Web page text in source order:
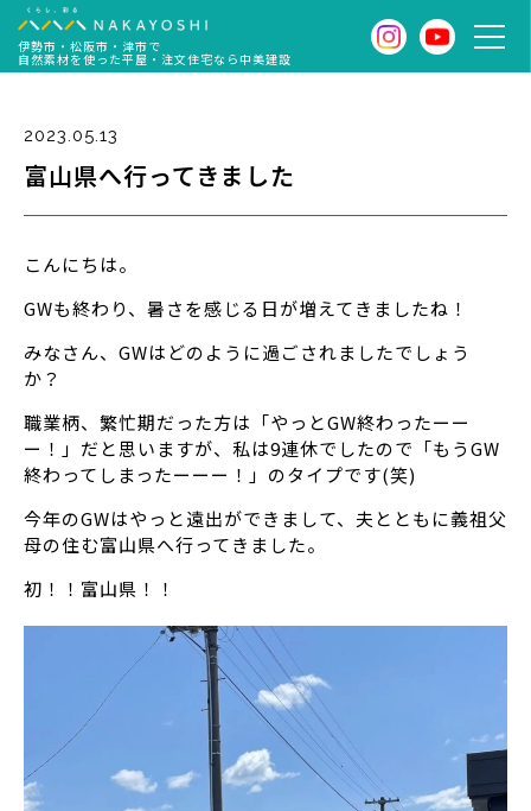
伊勢市・松阪市・津市で
自然素材を使った平屋・注文住宅なら中美建設
2023.05.13
富山県へ行ってきました
こんにちは。
GWも終わり、暑さを感じる日が増えてきましたね！
みなさん、GWはどのように過ごされましたでしょう
か？
職業柄、繁忙期だった方は「やっとGW終わったーー
ー！」だと思いますが、私は9連休でしたので「もうGW
終わってしまったーーー！」のタイプです(笑)
今年のGWはやっと遠出ができまして、夫とともに義祖父
母の住む富山県へ行ってきました。
初！！富山県！！